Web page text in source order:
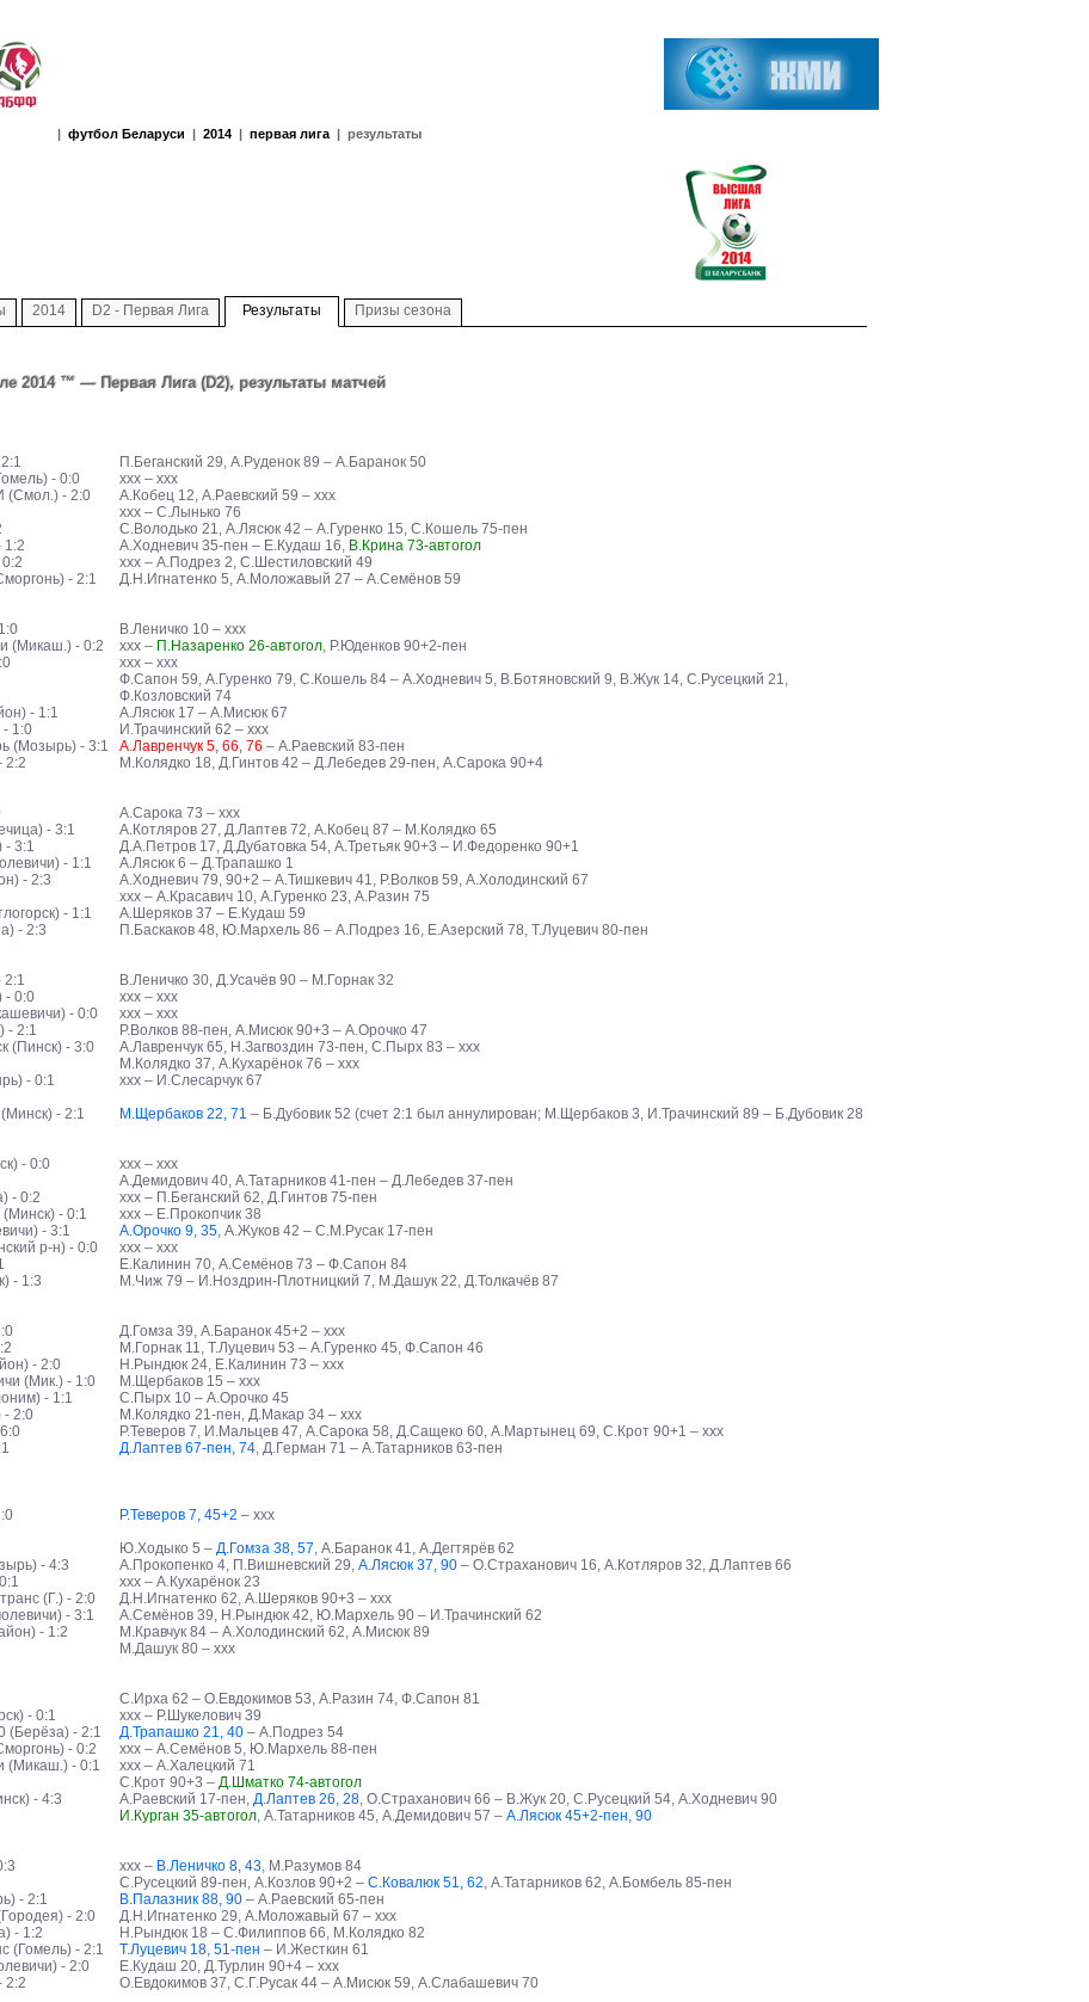
| футбол Беларуси | 2014 | первая лига | результаты
2014 D2 - Первая Лига Результаты Призы сезона
2014 ™ — Первая Лига (D2), результаты матчей
- 0:0
(Смол.) - 2:0
1:2
- 2:1
(Микаш.) - 0:2
- 1:1
1:0
(Мозырь) - 3:1
2:2
- 3:1
- 3:1
- 1:1
- 2:3
- 1:1
- 2:3
2:1
- 0:0
- 0:0
- 2:1
(Пинск) - 3:0
- 0:1
- 2:1
- 0:0
- 0:2
- 0:1
- 3:1
р-н) - 0:0
- 1:3
- 2:0
(Мик.) - 1:0
- 1:1
- 2:0
- 4:3
(Г.) - 2:0
- 3:1
- 1:2
- 0:1
(Берёза) - 2:1
- 0:2
(Микаш.) - 0:1
- 4:3
- 2:1
- 2:0
- 1:2
(Гомель) - 2:1
- 2:0
2:2
П.Беганский 29, А.Руденок 89 – А.Баранок 50
ххх – ххх
А.Кобец 12, А.Раевский 59 – ххх
ххх – С.Лынько 76
С.Володько 21, А.Лясюк 42 – А.Гуренко 15, С.Кошель 75-пен
А.Ходневич 35-пен – Е.Кудаш 16, В.Крина 73-автогол
ххх – А.Подрез 2, С.Шестиловский 49
Д.Н.Игнатенко 5, А.Моложавый 27 – А.Семёнов 59
В.Леничко 10 – ххх
ххх – П.Назаренко 26-автогол, Р.Юденков 90+2-пен
ххх – ххх
Ф.Сапон 59, А.Гуренко 79, С.Кошель 84 – А.Ходневич 5, В.Ботяновский 9, В.Жук 14, С.Русецкий 21,
Ф.Козловский 74
А.Лясюк 17 – А.Мисюк 67
И.Трачинский 62 – ххх
А.Лавренчук 5, 66, 76 – А.Раевский 83-пен
М.Колядко 18, Д.Гинтов 42 – Д.Лебедев 29-пен, А.Сарока 90+4
А.Сарока 73 – ххх
А.Котляров 27, Д.Лаптев 72, А.Кобец 87 – М.Колядко 65
Д.А.Петров 17, Д.Дубатовка 54, А.Третьяк 90+3 – И.Федоренко 90+1
А.Лясюк 6 – Д.Трапашко 1
А.Ходневич 79, 90+2 – А.Тишкевич 41, Р.Волков 59, А.Холодинский 67
ххх – А.Красавич 10, А.Гуренко 23, А.Разин 75
А.Шеряков 37 – Е.Кудаш 59
П.Баскаков 48, Ю.Мархель 86 – А.Подрез 16, Е.Азерский 78, Т.Луцевич 80-пен
В.Леничко 30, Д.Усачёв 90 – М.Горнак 32
ххх – ххх
ххх – ххх
Р.Волков 88-пен, А.Мисюк 90+3 – А.Орочко 47
А.Лавренчук 65, Н.Загвоздин 73-пен, С.Пырх 83 – ххх
М.Колядко 37, А.Кухарёнок 76 – ххх
ххх – И.Слесарчук 67
М.Щербаков 22, 71 – Б.Дубовик 52 (счет 2:1 был аннулирован; М.Щербаков 3, И.Трачинский 89 – Б.Дубовик 28
ххх – ххх
А.Демидович 40, А.Татарников 41-пен – Д.Лебедев 37-пен
ххх – П.Беганский 62, Д.Гинтов 75-пен
ххх – Е.Прокопчик 38
А.Орочко 9, 35, А.Жуков 42 – С.М.Русак 17-пен
ххх – ххх
Е.Калинин 70, А.Семёнов 73 – Ф.Сапон 84
М.Чиж 79 – И.Ноздрин-Плотницкий 7, М.Дашук 22, Д.Толкачёв 87
Д.Гомза 39, А.Баранок 45+2 – ххх
М.Горнак 11, Т.Луцевич 53 – А.Гуренко 45, Ф.Сапон 46
Н.Рындюк 24, Е.Калинин 73 – ххх
М.Щербаков 15 – ххх
С.Пырх 10 – А.Орочко 45
М.Колядко 21-пен, Д.Макар 34 – ххх
Р.Теверов 7, И.Мальцев 47, А.Сарока 58, Д.Сащеко 60, А.Мартынец 69, С.Крот 90+1 – ххх
Д.Лаптев 67-пен, 74, Д.Герман 71 – А.Татарников 63-пен
Р.Теверов 7, 45+2 – ххх
Ю.Ходыко 5 – Д.Гомза 38, 57, А.Баранок 41, А.Дегтярёв 62
А.Прокопенко 4, П.Вишневский 29, А.Лясюк 37, 90 – О.Страханович 16, А.Котляров 32, Д.Лаптев 66
ххх – А.Кухарёнок 23
Д.Н.Игнатенко 62, А.Шеряков 90+3 – ххх
А.Семёнов 39, Н.Рындюк 42, Ю.Мархель 90 – И.Трачинский 62
М.Кравчук 84 – А.Холодинский 62, А.Мисюк 89
М.Дашук 80 – ххх
С.Ирха 62 – О.Евдокимов 53, А.Разин 74, Ф.Сапон 81
ххх – Р.Шукелович 39
Д.Трапашко 21, 40 – А.Подрез 54
ххх – А.Семёнов 5, Ю.Мархель 88-пен
ххх – А.Халецкий 71
С.Крот 90+3 – Д.Шматко 74-автогол
А.Раевский 17-пен, Д.Лаптев 26, 28, О.Страханович 66 – В.Жук 20, С.Русецкий 54, А.Ходневич 90
И.Курган 35-автогол, А.Татарников 45, А.Демидович 57 – А.Лясюк 45+2-пен, 90
ххх – В.Леничко 8, 43, М.Разумов 84
С.Русецкий 89-пен, А.Козлов 90+2 – С.Ковалюк 51, 62, А.Татарников 62, А.Бомбель 85-пен
В.Палазник 88, 90 – А.Раевский 65-пен
Д.Н.Игнатенко 29, А.Моложавый 67 – ххх
Н.Рындюк 18 – С.Филиппов 66, М.Колядко 82
Т.Луцевич 18, 51-пен – И.Жесткин 61
Е.Кудаш 20, Д.Турлин 90+4 – ххх
О.Евдокимов 37, С.Г.Русак 44 – А.Мисюк 59, А.Слабашевич 70